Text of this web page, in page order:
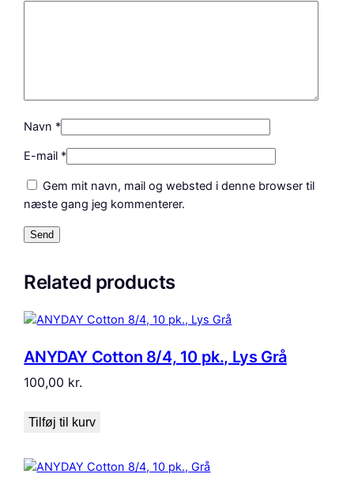
Navn *
E-mail *
Gem mit navn, mail og websted i denne browser til
næste gang jeg kommenterer.
Related products
ANYDAY Cotton 8/4, 10 pk., Lys Grå
100,00 kr.
Tilføj til kurv